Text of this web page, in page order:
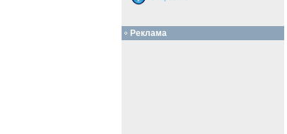
Реклама